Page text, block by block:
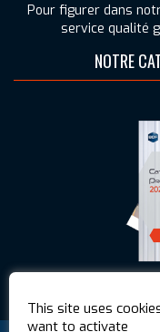
Pour figurer dans
service qualité
NOTRE
This site uses
want to activate